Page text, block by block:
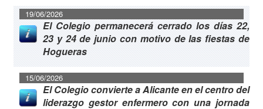
19/06/2026
El Colegio permanecerá cerrado los días 22,
23 y 24 de junio con motivo de las fiestas de
Hogueras
15/06/2026
El Colegio convierte a Alicante en el centro del
liderazgo gestor enfermero con una jornada